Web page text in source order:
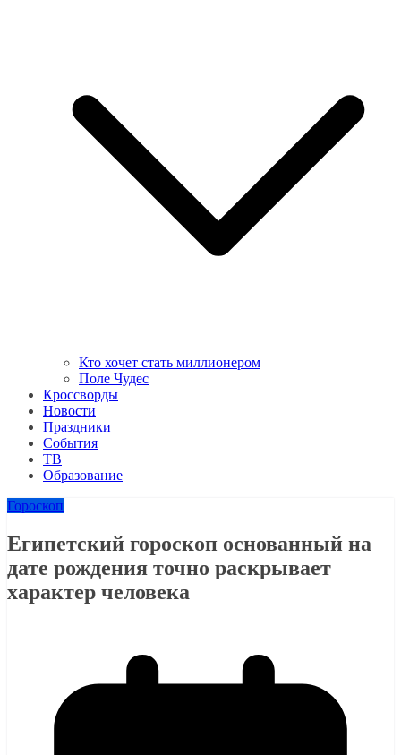
Кто хочет стать миллионером
Поле Чудес
Кроссворды
Новости
Праздники
События
ТВ
Образование
Гороскоп
Египетский гороскоп основанный на
дате рождения точно раскрывает
характер человека